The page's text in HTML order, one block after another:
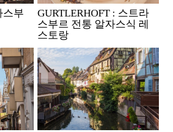
GURTLERHOFT : 스트라
스부르 전통 알자스식 레
스토랑